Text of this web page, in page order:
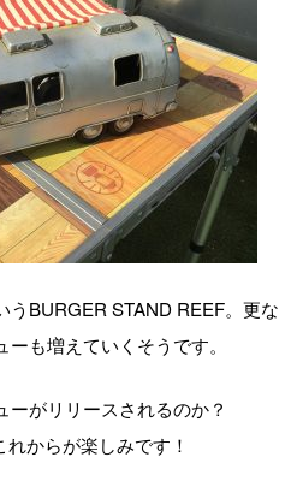
うBURGER STAND REEF。更な
も増えていくそうです。
がリリースされるのか？
からが楽しみです！